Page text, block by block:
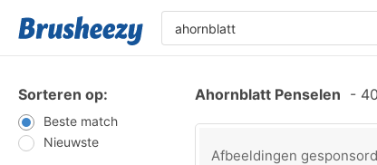
Sorteren op:
Beste match
Nieuwste
Ahornblatt Penselen -
Afbeeldingen